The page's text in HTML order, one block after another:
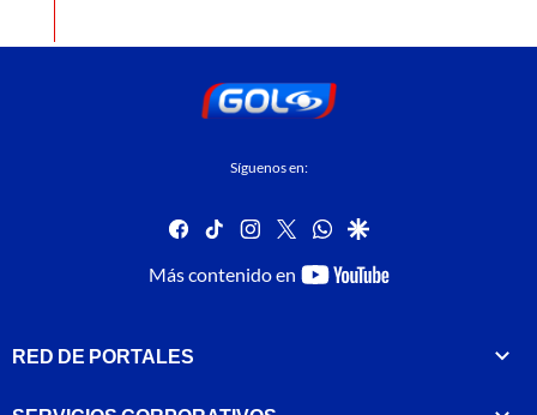
Síguenos en:
facebook
tiktok instagram
twitterwhatsapp
google
Más contenido en
youtube-
RED DE PORTALES